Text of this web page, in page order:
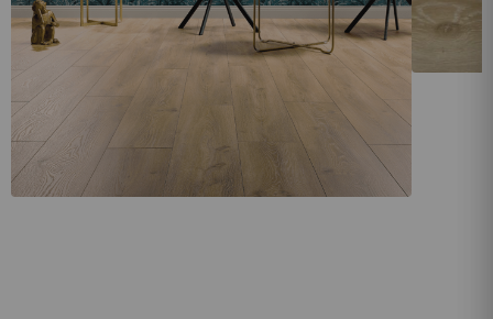
Léa
En ligne · Experte revêtements